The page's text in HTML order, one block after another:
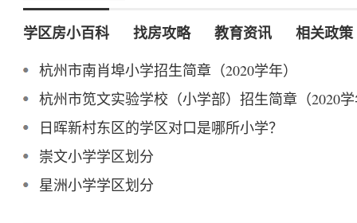
学区房小百科 找房攻略 教育资讯 相关政策
杭州市南肖埠小学招生简章（2020学年）
杭州市笕文实验学校（小学部）招生简章（2020
日晖新村东区的学区对口是哪所小学？
崇文小学学区划分
星洲小学学区划分